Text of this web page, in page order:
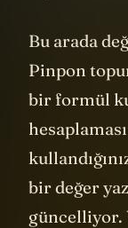
Bu arada
Pinpon
bir formül
bir değer
güncelliyor.